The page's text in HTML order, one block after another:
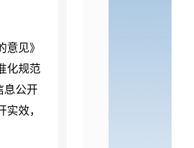
见》
化规范
息公开
效，